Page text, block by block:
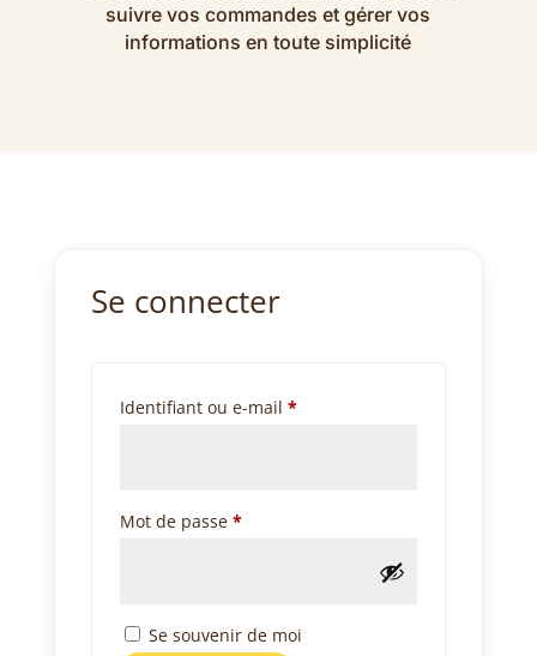
suivre vos commandes et gérer vos
informations en toute simplicité
Se connecter
Identifiant ou e-mail *Obligatoire
Mot de passe *Obligatoire
Se souvenir de moi